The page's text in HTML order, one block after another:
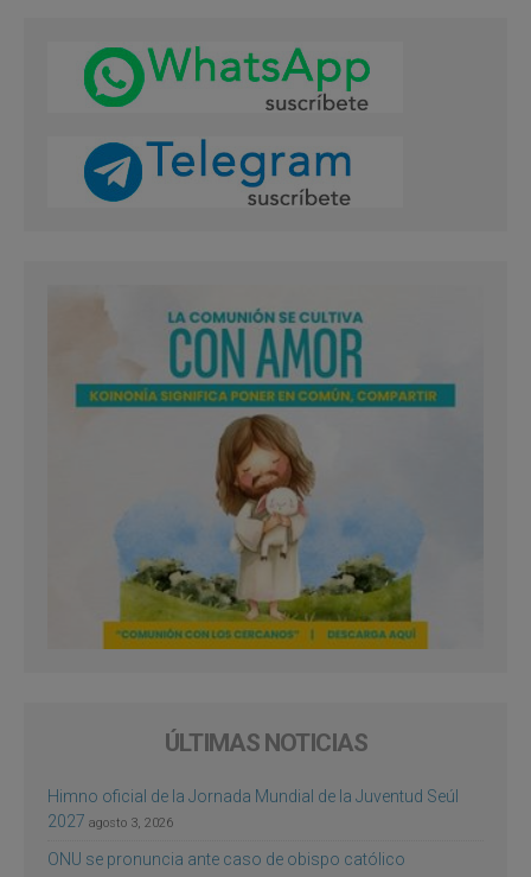
ÚLTIMAS NOTICIAS
Himno oficial de la Jornada Mundial de la Juventud Seúl
2027 agosto 3, 2026
ONU se pronuncia ante caso de obispo católico